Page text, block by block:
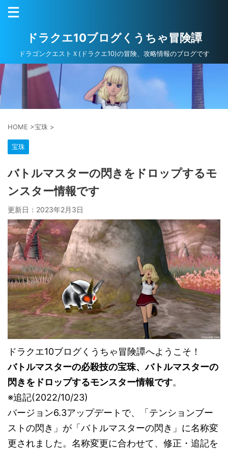
ドラクエ10ブログくうちゃ冒険譚
ドラゴンクエストＸ(ドラクエ10)の冒険、攻略情報のブログです
HOME >宝珠 >
宝珠
バトルマスターの閃きをドロップするモ
ンスター情報です
更新日： 2023年2月3日
ドラクエ10ブログくうちゃ冒険譚へようこそ！
バトルマスターの必殺技の宝珠、バトルマスターの
閃きをドロップするモンスター情報です。
※追記(2022/10/23)
バージョン6.3アップデートで、「テンションブー
ストの閃き」が「バトルマスターの閃き」に名称変
更されました。名称変更に合わせて、修正・追記を